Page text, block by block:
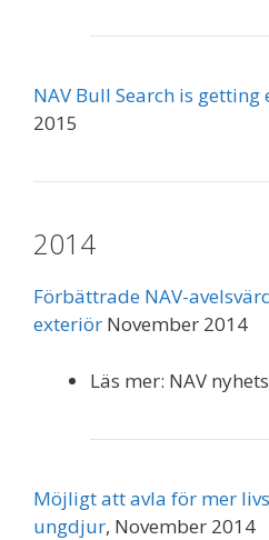
NAV Bull Search is getting
2015
2014
Förbättrade NAV-
exteriör November 2014
Läs mer: NAV
Möjligt att avla för mer
ungdjur, November 2014